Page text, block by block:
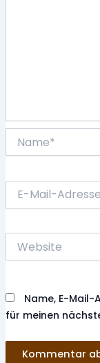
Mail-
Website
Name, E-Mail-
für meinen